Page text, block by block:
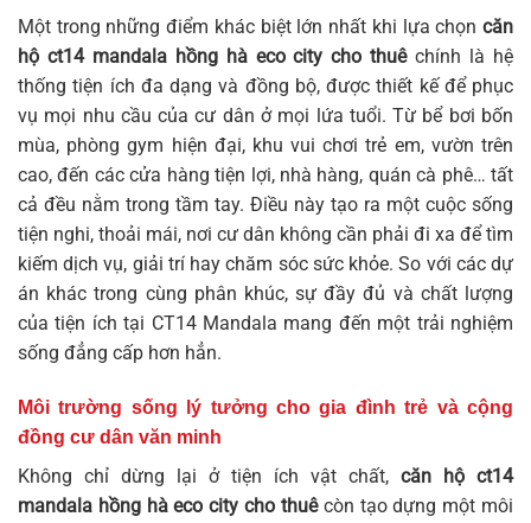
Một trong những điểm khác biệt lớn nhất khi lựa chọn căn
hộ ct14 mandala hồng hà eco city cho thuêchính là hệ
thống tiện ích đa dạng và đồng bộ, được thiết kế để phục
vụ mọi nhu cầu của cư dân ở mọi lứa tuổi. Từ bể bơi bốn
mùa, phòng gym hiện đại, khu vui chơi trẻ em, vườn trên
cao, đến các cửa hàng tiện lợi, nhà hàng, quán cà phê… tất
cả đều nằm trong tầm tay. Điều này tạo ra một cuộc sống
tiện nghi, thoải mái, nơi cư dân không cần phải đi xa để tìm
kiếm dịch vụ, giải trí hay chăm sóc sức khỏe. So với các dự
án khác trong cùng phân khúc, sự đầy đủ và chất lượng
của tiện ích tại CT14 Mandala mang đến một trải nghiệm
sống đẳng cấp hơn hẳn.
Môi trường sống lý tưởng cho gia đình trẻ và cộng
đồng cư dân văn minh
Không chỉ dừng lại ở tiện ích vật chất, căn hộ ct14
mandala hồng hà eco city cho thuêcòn tạo dựng một môi